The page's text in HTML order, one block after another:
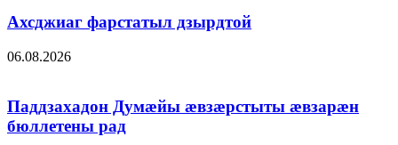
Ахсджиаг фарстатыл дзырдтой
06.08.2026
Паддзахадон Думæйы æвзæрстыты æвзарæн
бюллетены рад